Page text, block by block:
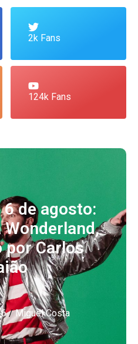
2k Fans
124k Fans
de agosto:
Wonderland,
por Carlos
/ Miguel Costa